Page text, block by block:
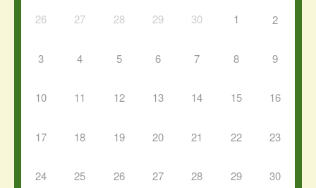
26 27 28 29 30 1 2
3 4 5 6 7 8 9
10 11 12 13 14 15 16
17 18 19 20 21 22 23
24 25 26 27 28 29 30